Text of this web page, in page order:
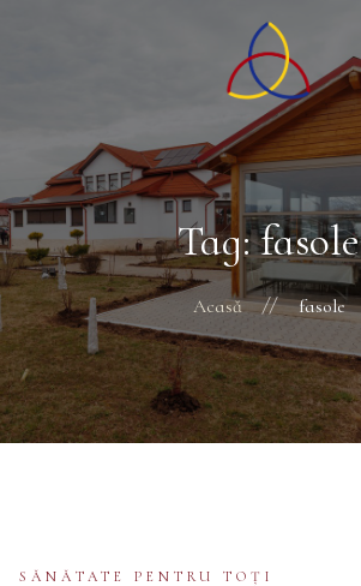
Tag: fasole
Acasă fasole
SĂNĂTATE PENTRU TOȚI